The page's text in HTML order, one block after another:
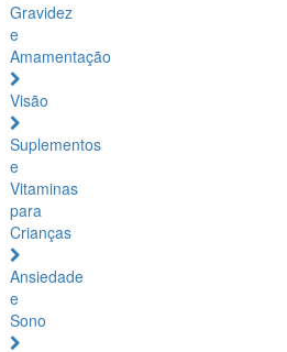
Gravidez
e
Amamentação
Visão
Suplementos
e
Vitaminas
para
Crianças
Ansiedade
e
Sono